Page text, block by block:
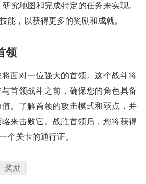
究地图和完成特定的任务来实现。
能，以获得更多的奖励和成就。
领
面对一位强大的首领。这个战斗将
首领战斗之前，确保您的角色具备
。了解首领的攻击模式和弱点，并
来击败它。战胜首领后，您将获得
个关卡的通行证。
奖励